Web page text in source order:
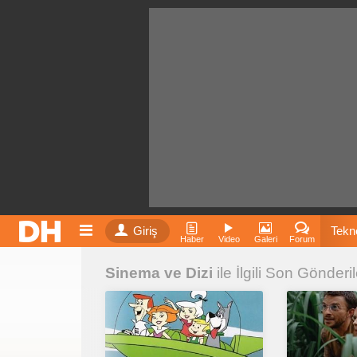
Giriş
Haber Video Galeri Forum
Film
Sinema ve Dizi ile İlgili Son